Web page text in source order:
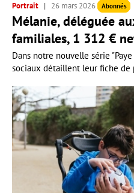
Portrait 26 mars 2026 Abonnés
Mélanie, déléguée
familiales, 1 312 €
Dans notre nouvelle série
sociaux détaillent leur fiche de